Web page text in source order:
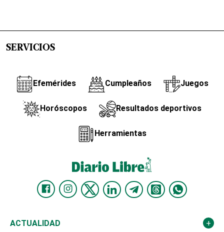
SERVICIOS
Efemérides Cumpleaños Juegos
Horóscopos Resultados deportivos
Herramientas
ACTUALIDAD